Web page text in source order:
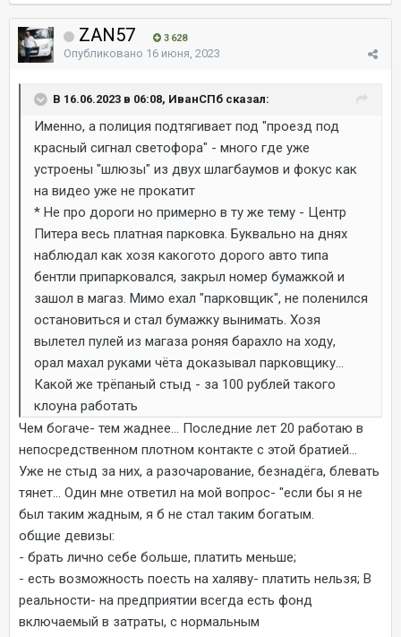
ZAN57 3 628
Опубликовано 16 июня, 2023
В 16.06.2023 в 06:08, ИванСПб сказал:
Именно, а полиция подтягивает под "проезд под
красный сигнал светофора" - много где уже
устроены "шлюзы" из двух шлагбаумов и фокус как
на видео уже не прокатит
* Не про дороги но примерно в ту же тему - Центр
Питера весь платная парковка. Буквально на днях
наблюдал как хозя какогото дорого авто типа
бентли припарковался, закрыл номер бумажкой и
зашол в магаз. Мимо ехал "парковщик", не поленился
остановиться и стал бумажку вынимать. Хозя
вылетел пулей из магаза роняя барахло на ходу,
орал махал руками чёта доказывал парковщику...
Какой же трёпаный стыд - за 100 рублей такого
клоуна работать
Чем богаче- тем жаднее... Последние лет 20 работаю в
непосредственном плотном контакте с этой братией...
Уже не стыд за них, а разочарование, безнадёга, блевать
тянет... Один мне ответил на мой вопрос- "если бы я не
был таким жадным, я б не стал таким богатым.
общие девизы:
- брать лично себе больше, платить меньше;
- есть возможность поесть на халяву- платить нельзя; В
реальности- на предприятии всегда есть фонд
включаемый в затраты, с нормальным